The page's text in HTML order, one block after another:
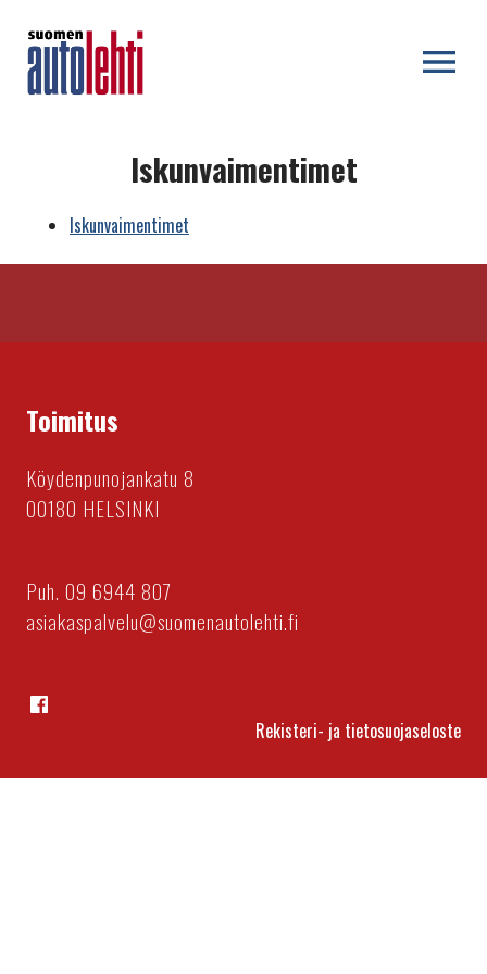
Iskunvaimentimet
Iskunvaimentimet
Toimitus
Köydenpunojankatu 8
00180 HELSINKI
Puh. 09 6944 807
asiakaspalvelu@suomenautolehti.fi
Rekisteri- ja tietosuojaseloste